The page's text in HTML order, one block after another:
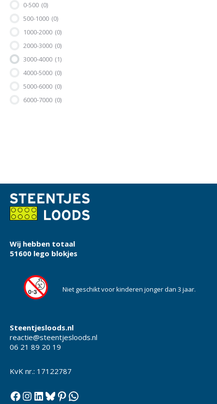
0-500 (0)
500-1000 (0)
1000-2000 (0)
2000-3000 (0)
3000-4000 (1)
4000-5000 (0)
5000-6000 (0)
6000-7000 (0)
Wij hebben totaal
51600 lego blokjes
Niet geschikt voor kinderen jonger dan 3 jaar.
Steentjesloods.nl
reactie@steentjesloods.nl
06 21 89 20 19
KvK nr.: 17122787
Facebook InstagramLinkedIn Bluesky Pinterest WhatsApp